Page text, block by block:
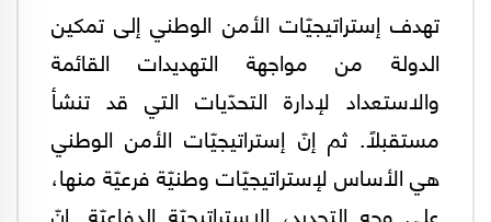
تهدف إستراتيجيّات الأمن الوطني إلى تمكين
الدولة من مواجهة التهديدات القائمة
والاستعداد لإدارة التحدّيات التي قد تنشأ
مستقبلاً. ثم إنّ إستراتيجيّات الأمن الوطني
هي الأساس لإستراتيجيّات وطنيّة فرعيّة منها،
على وجه التحديد، الإستراتيجيّة الدفاعيّة. إنّ